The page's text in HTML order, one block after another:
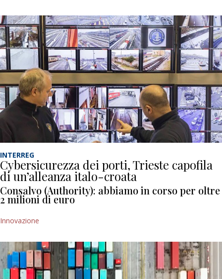
INTERREG
Cybersicurezza dei porti, Trieste capofila
di un’alleanza italo-croata
Consalvo (Authority): abbiamo in corso per oltre
2 milioni di euro
Innovazione